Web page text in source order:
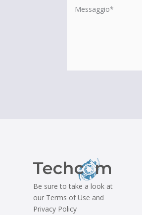
Be sure to take a look at
our Terms of Use and
Privacy Policy